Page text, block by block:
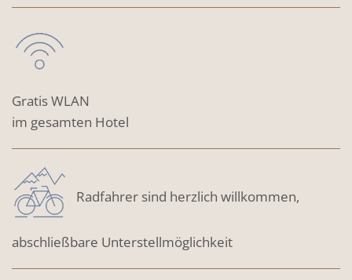
Gratis WLAN
im gesamten Hotel
Radfahrer sind herzlich willkommen,
abschließbare Unterstellmöglichkeit